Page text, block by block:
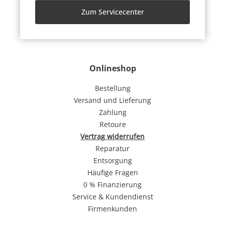
Onlineshop
Bestellung
Versand und Lieferung
Zahlung
Retoure
Vertrag widerrufen
Reparatur
Entsorgung
Häufige Fragen
0 % Finanzierung
Service & Kundendienst
Firmenkunden
Zum Servicecenter